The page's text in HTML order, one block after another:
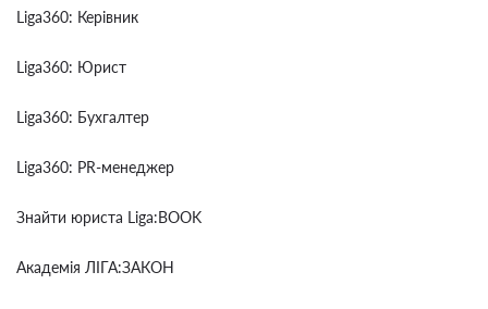
Liga360: Керівник
Liga360: Юрист
Liga360: Бухгалтер
Liga360: PR-менеджер
Знайти юриста Liga:BOOK
Академія ЛІГА:ЗАКОН